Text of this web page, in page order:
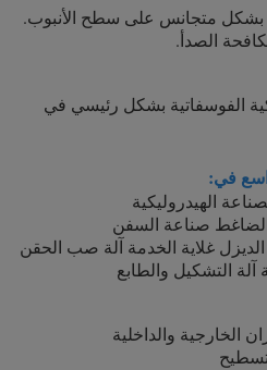
بشكل متجانس على سطح الأنبوب.
الصدأ.
الفوسفاتية بشكل رئيسي في
الهيدروليكية
الضاغط صناعة السفن
غلاية الخدمة آلة صب الحقن
آلة التشكيل والطابع
الخارجية والداخلية